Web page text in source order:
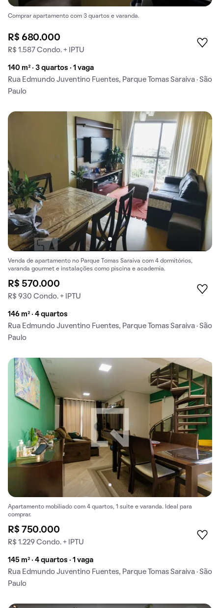
Comprar apartamento com 3 quartos e varanda.
R$ 680.000
R$ 1.587 Condo. + IPTU
140 m² · 3 quartos · 1 vaga
Rua Edmundo Juventino Fuentes, Parque Tomas Saraiva · São
Paulo
Venda de apartamento no Parque Tomas Saraiva com 4 dormitórios,
varanda gourmet e instalações como piscina e academia.
R$ 570.000
R$ 930 Condo. + IPTU
146 m² · 4 quartos
Rua Edmundo Juventino Fuentes, Parque Tomas Saraiva · São
Paulo
Apartamento mobiliado com 4 quartos, 1 suíte e varanda. Ideal para
comprar.
R$ 750.000
R$ 1.229 Condo. + IPTU
145 m² · 4 quartos · 1 vaga
Rua Edmundo Juventino Fuentes, Parque Tomas Saraiva · São
Paulo